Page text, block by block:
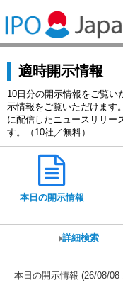
適時開示情報
10日分の開示情報をご覧い
示情報をご覧いただけます
に配信したニュースリリー
す。（10社／無料）
本日の開示情報
詳細検索
本日の開示情報 (26/08/08